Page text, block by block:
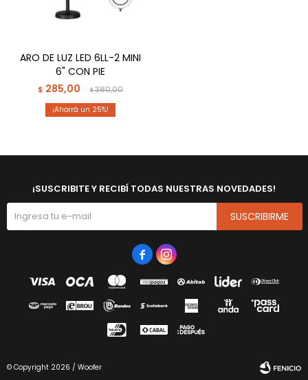
ARO DE LUZ LED 6LL-2 MINI
6" CON PIE
$ 285,00 $380,00
25
¡SUSCRIBITE Y RECIBÍ TODAS NUESTRAS NOVEDADES!
SUSCRIBIRME
 
© Copyright 2026 / Woofer